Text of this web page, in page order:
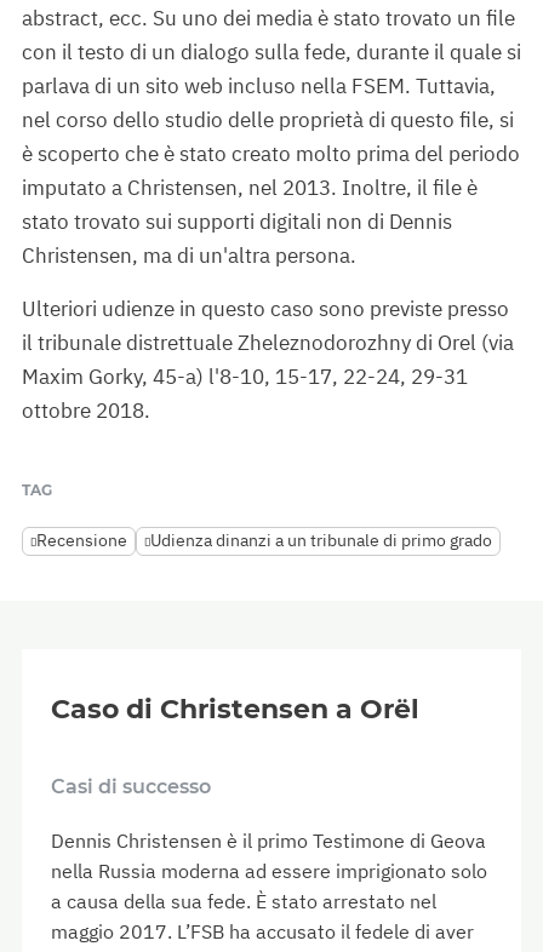
abstract, ecc. Su uno dei media è stato trovato un file
con il testo di un dialogo sulla fede, durante il quale si
parlava di un sito web incluso nella FSEM. Tuttavia,
nel corso dello studio delle proprietà di questo file, si
è scoperto che è stato creato molto prima del periodo
imputato a Christensen, nel 2013. Inoltre, il file è
stato trovato sui supporti digitali non di Dennis
Christensen, ma di un'altra persona.
Ulteriori udienze in questo caso sono previste presso
il tribunale distrettuale Zheleznodorozhny di Orel (via
Maxim Gorky, 45-a) l'8-10, 15-17, 22-24, 29-31
ottobre 2018.
TAG
Recensione Udienza dinanzi a un tribunale di primo grado
Caso di Christensen a Orël
Casi di successo
Dennis Christensen è il primo Testimone di Geova
nella Russia moderna ad essere imprigionato solo
a causa della sua fede. È stato arrestato nel
maggio 2017. L’FSB ha accusato il fedele di aver